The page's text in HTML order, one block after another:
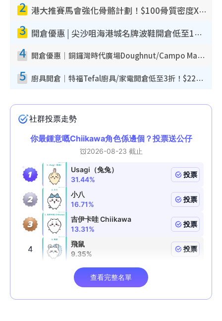
2 港大推賽馬會強化骨骼計劃！$100骨質密度X光檢查 完成免費運動訓練送超市禮券！附參加資格
3 開倉優惠 | 尖沙咀海港城名牌波鞋開倉低至1折！On鞋$899起／Joy&Peace鞋履$98起
4 開倉優惠｜銅鑼灣時代廣場Doughnut/Campo Marzio開倉低至1折！背囊、書包、手袋劈價$200起
5 廚具開倉｜特福Tefal廚具/家電開倉低至3折！$220起買平底鍋/炒鑊/湯煲！電飯煲/吸塵機/燙斗$418起